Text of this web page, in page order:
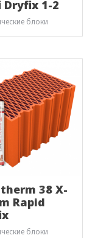
Dryfix 1-2
блоки
38 X-
Rapid
блоки